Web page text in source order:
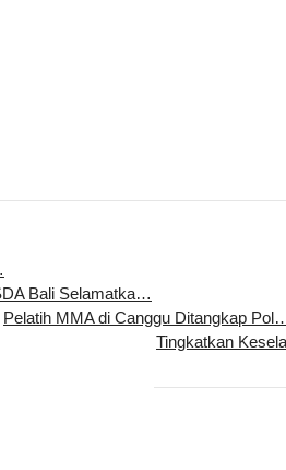
Bali Selamatka…
Pelatih MMA di Canggu Ditangkap
Tingkatkan